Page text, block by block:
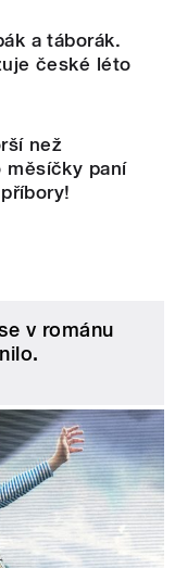
a táborák.
české léto
než
měsíčky paní
v románu